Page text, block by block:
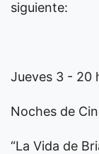
siguiente:
Jueves 3 - 20
Noches de
“La Vida de